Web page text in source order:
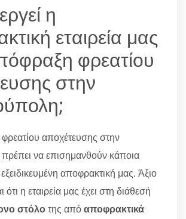
η
εταιρεία μας
φρεατίου
στην
αποχέτευσης στην
να επισημανθούν κάποια
αποφρακτική μας. Άξιο
η εταιρεία μας έχει στη διάθεσή
στόλοτης απόαποφρακτικά